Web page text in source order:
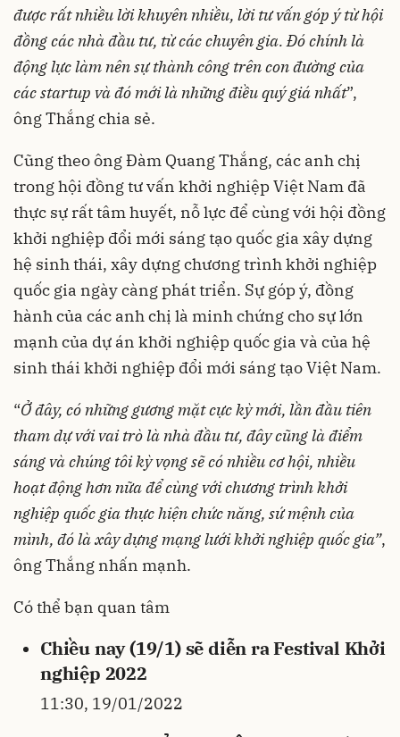
được rất nhiều lời khuyên nhiều, lời tư vấn góp ý từ hội
đồng các nhà đầu tư, từ các chuyên gia. Đó chính là
động lực làm nên sự thành công trên con đường của
các startup và đó mới là những điều quý giá nhất”,
ông Thắng chia sẻ.
Cũng theo ông Đàm Quang Thắng, các anh chị
trong hội đồng tư vấn khởi nghiệp Việt Nam đã
thực sự rất tâm huyết, nỗ lực để cùng với hội đồng
khởi nghiệp đổi mới sáng tạo quốc gia xây dựng
hệ sinh thái, xây dựng chương trình khởi nghiệp
quốc gia ngày càng phát triển. Sự góp ý, đồng
hành của các anh chị là minh chứng cho sự lớn
mạnh của dự án khởi nghiệp quốc gia và của hệ
sinh thái khởi nghiệp đổi mới sáng tạo Việt Nam.
“Ở đây, có những gương mặt cực kỳ mới, lần đầu tiên
tham dự với vai trò là nhà đầu tư, đây cũng là điểm
sáng và chúng tôi kỳ vọng sẽ có nhiều cơ hội, nhiều
hoạt động hơn nữa để cùng với chương trình khởi
nghiệp quốc gia thực hiện chức năng, sứ mệnh của
mình, đó là xây dựng mạng lưới khởi nghiệp quốc gia”,
ông Thắng nhấn mạnh.
Có thể bạn quan tâm
Chiều nay (19/1) sẽ diễn ra Festival Khởi
nghiệp 2022
11:30, 19/01/2022